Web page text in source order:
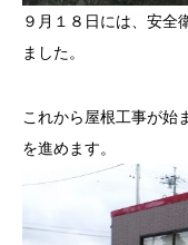
９月１８日には、安全
ました。
これから屋根工事が始
を進めます。